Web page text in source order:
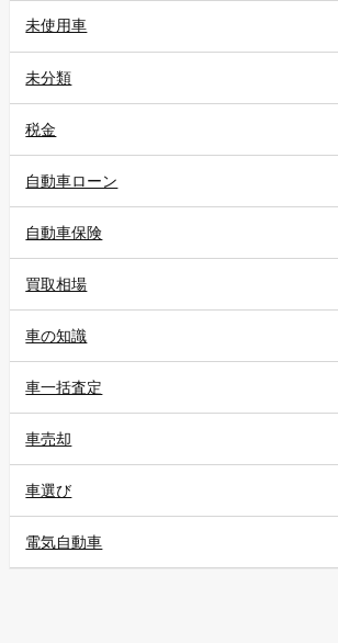
未使用車
未分類
税金
自動車ローン
自動車保険
買取相場
車の知識
車一括査定
車売却
車選び
電気自動車